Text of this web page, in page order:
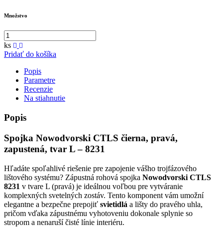
Množstvo
ks
Pridať do košíka
Popis
Parametre
Recenzie
Na stiahnutie
Popis
Spojka Nowodvorski CTLS čierna, pravá,
zapustená, tvar L – 8231
Hľadáte spoľahlivé riešenie pre zapojenie vášho trojfázového
lištového systému? Zápustná rohová spojka Nowodvorski CTLS
8231 v tvare L (pravá) je ideálnou voľbou pre vytváranie
komplexných svetelných zostáv. Tento komponent vám umožní
elegantne a bezpečne prepojiť svietidlá a lišty do pravého uhla,
pričom vďaka zápustnému vyhotoveniu dokonale splynie so
stropom a nenaruší čisté línie interiéru.